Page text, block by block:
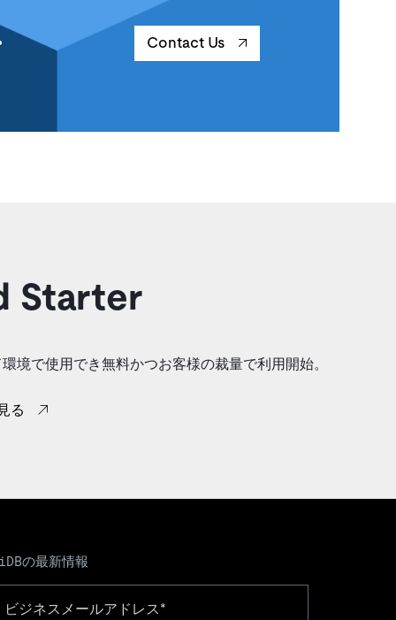
Contact Us
Starter
境で使用でき無料かつお客様の裁量で利用開始。
る
の最新情報